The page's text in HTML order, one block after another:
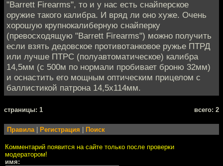
"Barrett Firearms", то и у нас есть снайперское
оружие такого калибра. И вряд ли оно хуже. Очень
хорошую крупнокалиберную снайперку
(превосходящую "Barrett Firearms") можно получить
если взять дедовское противотанковое ружье ПТРД
или лучше ПТРС (полуавтоматическое) калибра
14,5мм (с 500м по нормали пробивает броню 32мм)
и оснастить его мощным оптическим прицелом с
баллистикой патрона 14,5х114мм.
cтраницы: 1 всего: 2
Правила | Регистрация | Поиск
Комментарий появится на сайте только после проверки
модератором!
имя: